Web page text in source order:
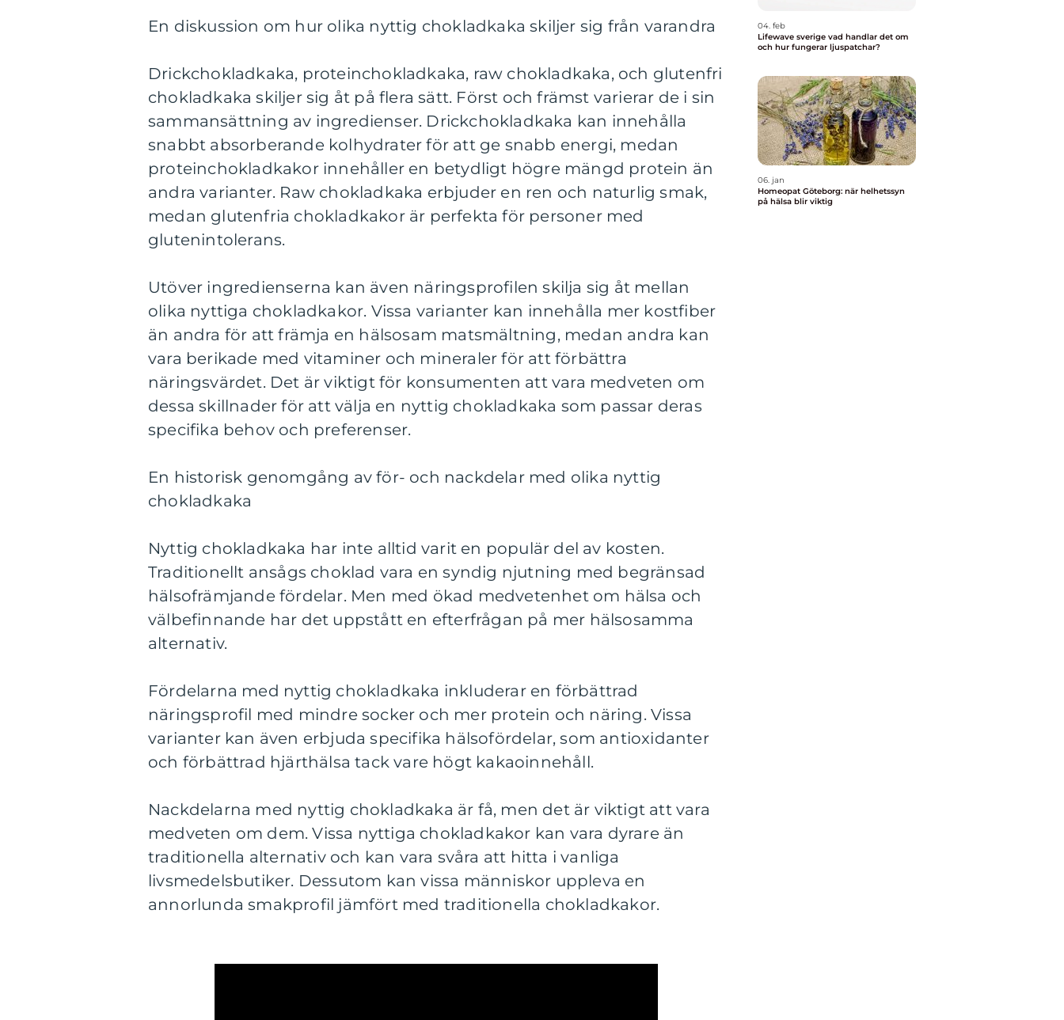
En diskussion om hur olika nyttig chokladkaka skiljer sig från varandra
Drickchokladkaka, proteinchokladkaka, raw chokladkaka, och glutenfri
chokladkaka skiljer sig åt på flera sätt. Först och främst varierar de i sin
sammansättning av ingredienser. Drickchokladkaka kan innehålla
snabbt absorberande kolhydrater för att ge snabb energi, medan
proteinchokladkakor innehåller en betydligt högre mängd protein än
andra varianter. Raw chokladkaka erbjuder en ren och naturlig smak,
medan glutenfria chokladkakor är perfekta för personer med
glutenintolerans.
Utöver ingredienserna kan även näringsprofilen skilja sig åt mellan
olika nyttiga chokladkakor. Vissa varianter kan innehålla mer kostfiber
än andra för att främja en hälsosam matsmältning, medan andra kan
vara berikade med vitaminer och mineraler för att förbättra
näringsvärdet. Det är viktigt för konsumenten att vara medveten om
dessa skillnader för att välja en nyttig chokladkaka som passar deras
specifika behov och preferenser.
En historisk genomgång av för- och nackdelar med olika nyttig
chokladkaka
Nyttig chokladkaka har inte alltid varit en populär del av kosten.
Traditionellt ansågs choklad vara en syndig njutning med begränsad
hälsofrämjande fördelar. Men med ökad medvetenhet om hälsa och
välbefinnande har det uppstått en efterfrågan på mer hälsosamma
alternativ.
Fördelarna med nyttig chokladkaka inkluderar en förbättrad
näringsprofil med mindre socker och mer protein och näring. Vissa
varianter kan även erbjuda specifika hälsofördelar, som antioxidanter
och förbättrad hjärthälsa tack vare högt kakaoinnehåll.
Nackdelarna med nyttig chokladkaka är få, men det är viktigt att vara
medveten om dem. Vissa nyttiga chokladkakor kan vara dyrare än
traditionella alternativ och kan vara svåra att hitta i vanliga
livsmedelsbutiker. Dessutom kan vissa människor uppleva en
annorlunda smakprofil jämfört med traditionella chokladkakor.
04. feb
Lifewave sverige vad handlar det om
och hur fungerar ljuspatchar?
06. jan
Homeopat Göteborg: när helhetssyn
på hälsa blir viktig